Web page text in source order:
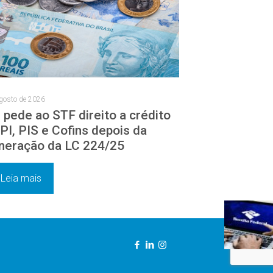
de 2026
pede ao STF direito a crédito
PIS e Cofins depois da
da LC 224/25
Leia mais